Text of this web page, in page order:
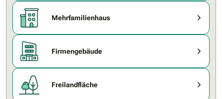
Mehrfamilienhaus
Firmengebäude
Freilandfläche